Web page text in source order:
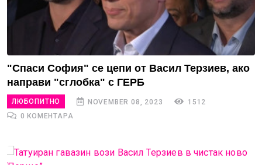
"Спаси София" се цепи от Васил Терзиев, ако
направи "сглобка" с ГЕРБ
ЛЮБОПИТНО NOVEMBER 08, 2023
1512
0 КОМЕНТАРА